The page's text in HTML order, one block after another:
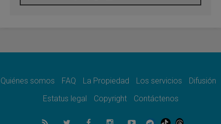
El agradecimiento de los jóvenes al Papa:
Comienzan "Diez Días Oración por la Paz"
Pizzaballa en Asís: los cristianos quieren
06.08.2026
Quiénes somos FAQ La Propiedad Los servicios
Difusión
Estatus legal
Copyright Contáctenos